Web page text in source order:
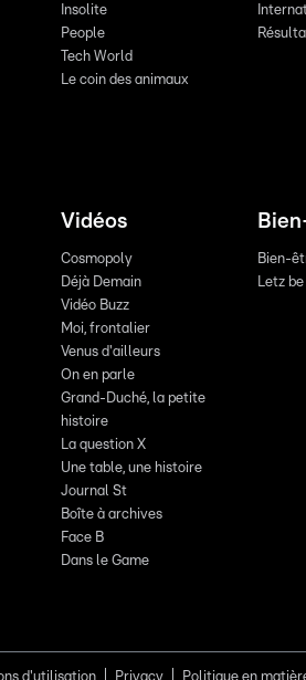
Insolite
People
Tech World
Le coin des animaux
Vidéos
Cosmopoly
Déjà Demain
Vidéo Buzz
Moi, frontalier
Venus d'ailleurs
On en parle
Grand-Duché, la petite
histoire
La question X
Une table, une histoire
Journal St
Boîte à archives
Face B
Dans le Game
Bien-
Letz